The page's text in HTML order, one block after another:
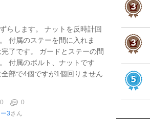
らします。 ナットを反時計回
付属のステーを間に入れま
了です。 ガードとステーの間
付属のボルト、ナットです
部で4個ですが1個回りません
0
0
3さん